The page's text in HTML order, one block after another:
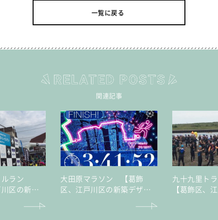
一覧に戻る
関連記事
ルラン
区の新築
大田原マラソン 【葛飾
区、江戸川区の新築デザイ
九十九里ト
【葛飾区、